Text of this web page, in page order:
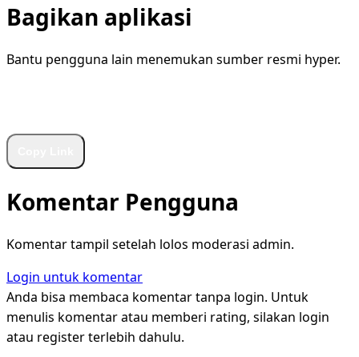
Bagikan aplikasi
Bantu pengguna lain menemukan sumber resmi hyper.
Komentar Pengguna
Komentar tampil setelah lolos moderasi admin.
Login untuk komentar
Anda bisa membaca komentar tanpa login. Untuk
menulis komentar atau memberi rating, silakan login
atau register terlebih dahulu.